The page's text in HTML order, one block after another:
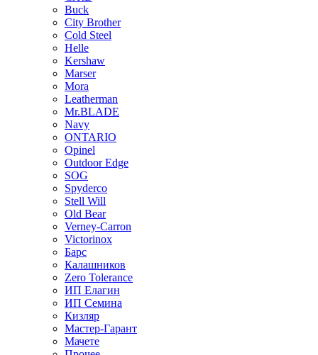
Buck
City Brother
Cold Steel
Helle
Kershaw
Marser
Mora
Leatherman
Mr.BLADE
Navy
ONTARIO
Opinel
Outdoor Edge
SOG
Spyderco
Stell Will
Old Bear
Verney-Carron
Victorinox
Барс
Калашников
Zero Tolerance
ИП Елагин
ИП Семина
Кизляр
Мастер-Гарант
Мачете